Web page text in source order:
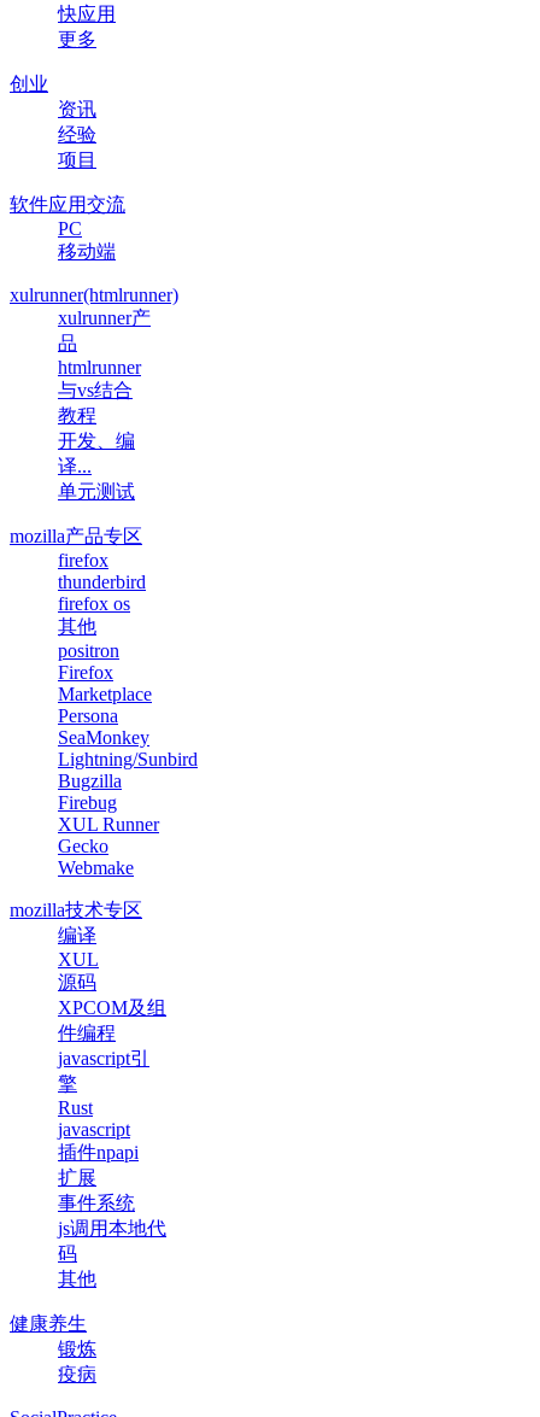
快应用
更多
创业
资讯
经验
项目
软件应用交流
PC
移动端
xulrunner(htmlrunner)
xulrunner产
品
htmlrunner
与vs结合
教程
开发、编
译...
单元测试
mozilla产品专区
firefox
thunderbird
firefox os
其他
positron
Firefox
Marketplace
Persona
SeaMonkey
Lightning/Sunbird
Bugzilla
Firebug
XUL Runner
Gecko
Webmake
mozilla技术专区
编译
XUL
源码
XPCOM及组
件编程
javascript引
擎
Rust
javascript
插件npapi
扩展
事件系统
js调用本地代
码
其他
健康养生
锻炼
疫病